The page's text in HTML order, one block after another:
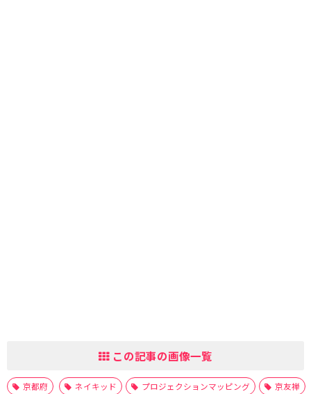
この記事の画像一覧
京都府 ネイキッド プロジェクションマッピング 京友禅